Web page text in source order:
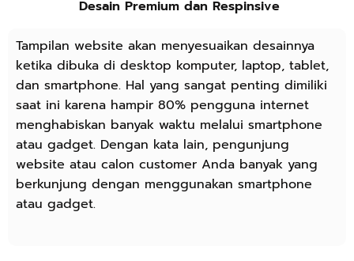
Desain Premium dan Respinsive
Tampilan website akan menyesuaikan desainnya
ketika dibuka di desktop komputer, laptop, tablet,
dan smartphone. Hal yang sangat penting dimiliki
saat ini karena hampir 80% pengguna internet
menghabiskan banyak waktu melalui smartphone
atau gadget. Dengan kata lain, pengunjung
website atau calon customer Anda banyak yang
berkunjung dengan menggunakan smartphone
atau gadget.